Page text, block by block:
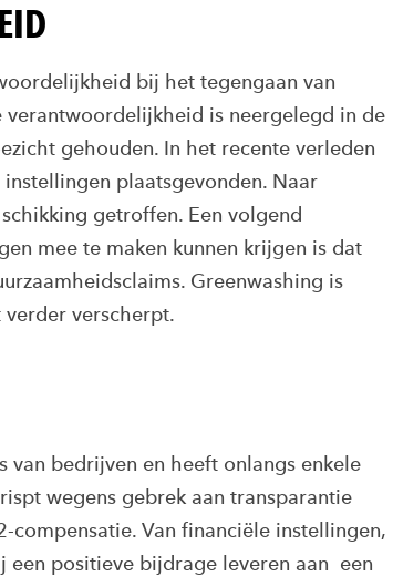
bij het tegengaan van
is neergelegd in de
gehouden. In het recente verleden
plaatsgevonden. Naar
getroffen. Een volgend
mee te maken kunnen krijgen is dat
Greenwashing is
verscherpt.
bedrijven en heeft onlangs enkele
wegens gebrek aan transparantie
Van financiële instellingen,
een positieve bijdrage leveren aan een